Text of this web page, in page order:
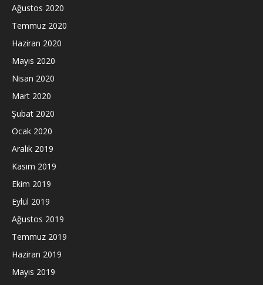
Ağustos 2020
Temmuz 2020
Haziran 2020
Mayıs 2020
Nisan 2020
Mart 2020
Şubat 2020
Ocak 2020
Aralık 2019
Kasım 2019
Ekim 2019
Eylül 2019
Ağustos 2019
Temmuz 2019
Haziran 2019
Mayıs 2019